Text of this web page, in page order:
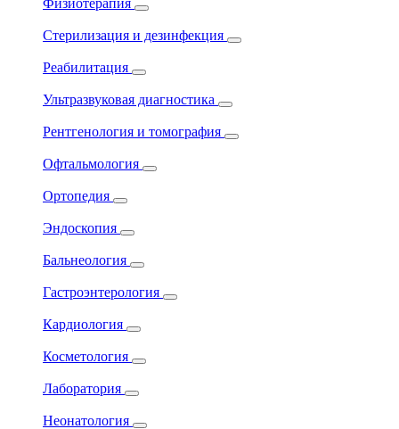
Физиотерапия
Стерилизация и дезинфекция
Реабилитация
Ультразвуковая диагностика
Рентгенология и томография
Офтальмология
Ортопедия
Эндоскопия
Бальнеология
Гастроэнтерология
Кардиология
Косметология
Лаборатория
Неонатология